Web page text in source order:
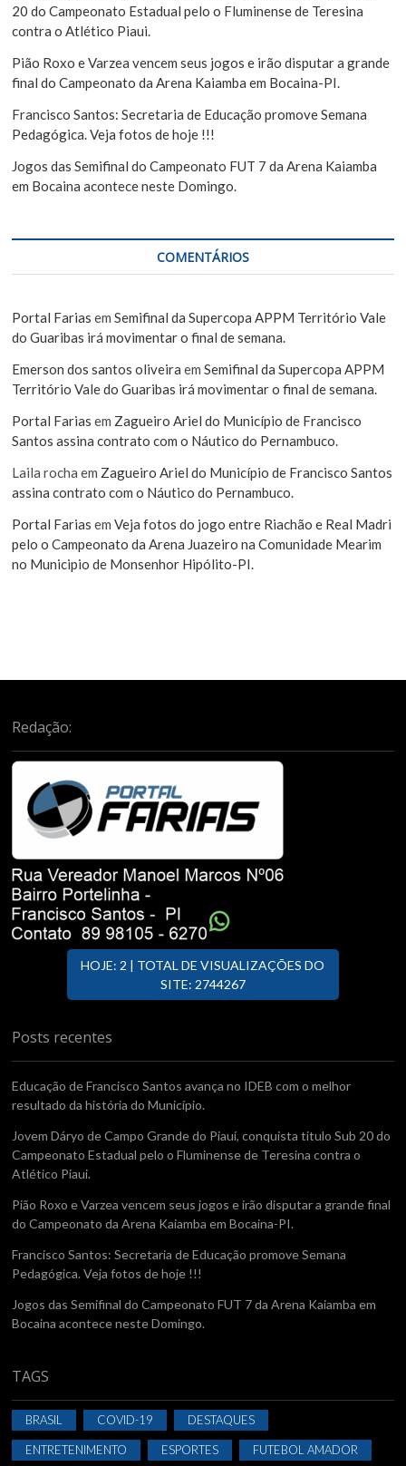
20 do Campeonato Estadual pelo o Fluminense de Teresina
contra o Atlético Piaui.
Pião Roxo e Varzea vencem seus jogos e irão disputar a grande
final do Campeonato da Arena Kaiamba em Bocaina-PI.
Francisco Santos: Secretaria de Educação promove Semana
Pedagógica. Veja fotos de hoje !!!
Jogos das Semifinal do Campeonato FUT 7 da Arena Kaiamba
em Bocaina acontece neste Domingo.
COMENTÁRIOS
Portal Farias emSemifinal da Supercopa APPM Território Vale
do Guaribas irá movimentar o final de semana.
Emerson dos santos oliveira emSemifinal da Supercopa APPM
Território Vale do Guaribas irá movimentar o final de semana.
Portal Farias em Zagueiro Ariel do Município de Francisco
Santos assina contrato com o Náutico do Pernambuco.
Laila rocha em Zagueiro Ariel do Município de Francisco Santos
assina contrato com o Náutico do Pernambuco.
Portal Farias emVeja fotos do jogo entre Riachão e Real Madri
pelo o Campeonato da Arena Juazeiro na Comunidade Mearim
no Municipio de Monsenhor Hipólito-PI.
Redação:
HOJE: 2 | TOTAL DE VISUALIZAÇÕES DO
SITE: 2744267
Posts recentes
Educação de Francisco Santos avança no IDEB com o melhor
resultado da história do Município.
Jovem Dáryo de Campo Grande do Piauí, conquista titulo Sub 20 do
Campeonato Estadual pelo o Fluminense de Teresina contra o
Atlético Piaui.
Pião Roxo e Varzea vencem seus jogos e irão disputar a grande final
do Campeonato da Arena Kaiamba em Bocaina-PI.
Francisco Santos: Secretaria de Educação promove Semana
Pedagógica. Veja fotos de hoje !!!
Jogos das Semifinal do Campeonato FUT 7 da Arena Kaiamba em
Bocaina acontece neste Domingo.
TAGS
BRASIL COVID-19 DESTAQUES
ENTRETENIMENTO ESPORTES FUTEBOL AMADOR